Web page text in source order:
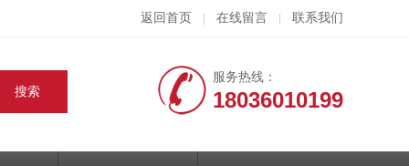
返回首页 在线留言 联系我们
服务热线：
18036010199